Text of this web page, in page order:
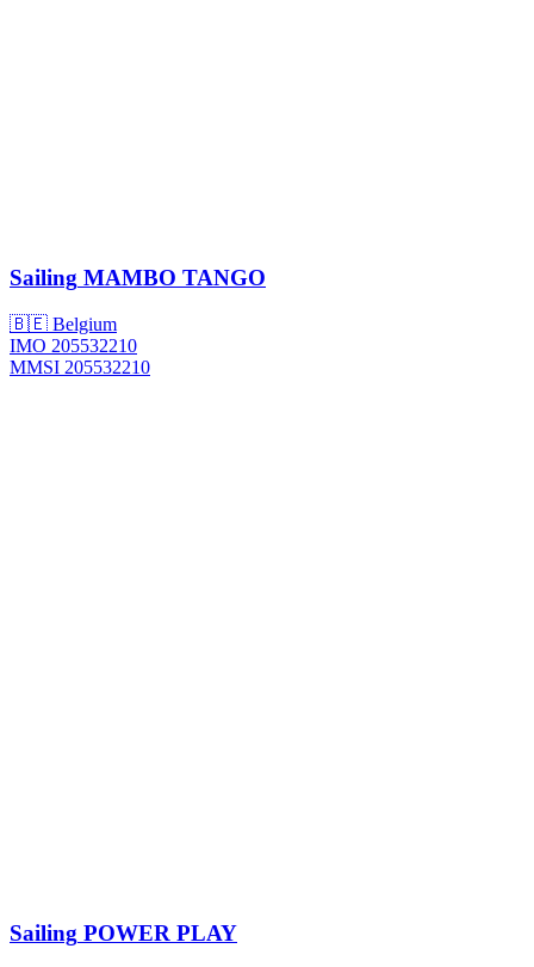
Sailing MAMBO TANGO
🇧🇪 Belgium
IMO 205532210
MMSI 205532210
Sailing POWER PLAY